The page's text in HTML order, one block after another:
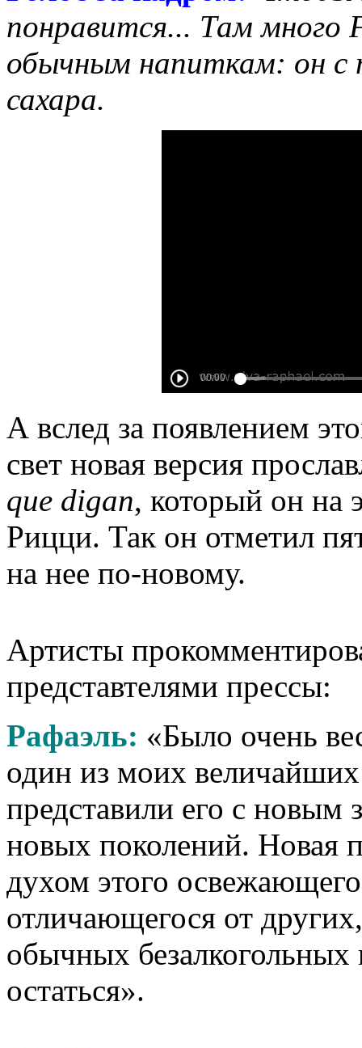
понравится... Там
обычным напиткам: он с
сахара.
А вслед за появлением
свет новая версия
que digan, который он на
Рицци. Так он отметил
на нее по-новому.
Артисты
представтелями прессы:
Рафаэль: «Было очень
один из моих
представили его с новым
новых поколений. Новая
духом этого
отличающегося от
обычных безалкогольных
остаться».